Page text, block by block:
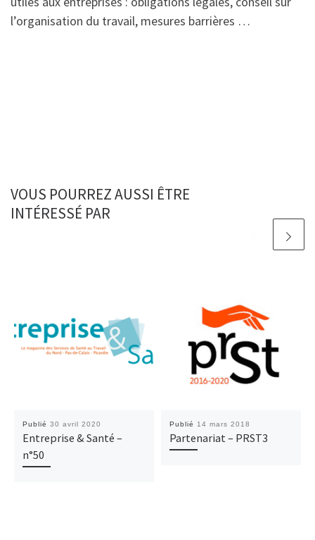
l’organisation du travail, mesures barrières …
VOUS POURREZ AUSSI ÊTRE
INTÉRESSÉ PAR
Publié 30 avril 2020
Entreprise & Santé –
n°50
Publié 14 mars 2018
Partenariat – PRST3